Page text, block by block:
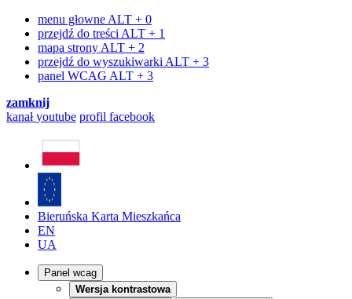
menu głowne ALT + 0
przejdź do treści ALT + 1
mapa strony ALT + 2
przejdź do wyszukiwarki ALT + 3
panel WCAG ALT + 3
zamknij
kanałyoutube profil facebook
Bieruńska Karta Mieszkańca
EN
UA
Panel wcag
Wersja kontrastowa